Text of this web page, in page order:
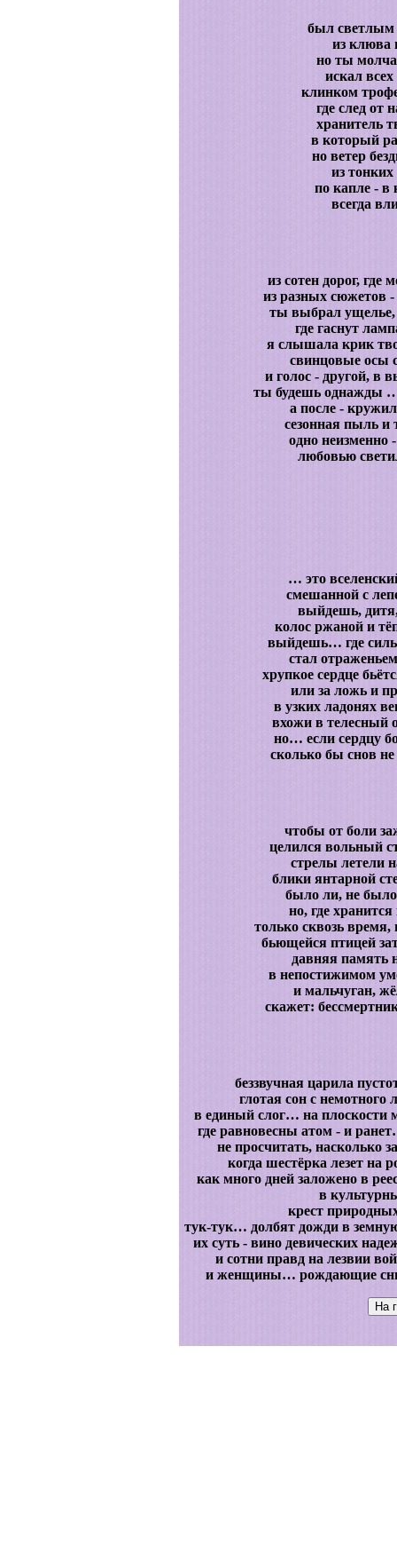
был светлым
из клюва
но ты
искал всех
клинком
где след от
хранитель
в который
но ветер
из
по капле - в
всегда
из сотен дорог,
из разных сюжетов
ты выбрал ущелье,
где гаснут
я слышала крик
свинцовые осы
и голос - другой, в
ты будешь однажды …
а после -
сезонная пыль
одно неизменно
любовью
… это
смешанной с
выйдешь,
колос ржаной и
выйдешь… где
стал
хрупкое сердце
или за ложь и
в узких ладонях
вхожи в телесный
но… если сердцу
сколько бы снов
чтобы от боли
целился вольный
стрелы летели
блики янтарной
было ли, не
но, где
только сквозь
бьющейся птицей
давняя память
в непостижимом
и мальчуган,
скажет:
беззвучная царила
глотая сон с немотного
в единый слог… на плоскости
где равновесны атом - и
не просчитать, насколько
когда шестёрка лезет на
как много дней заложено в
в
крест
тук-тук… долбят дожди в
их суть - вино девических
и сотни правд на лезвии
и женщины… рождающие сны,